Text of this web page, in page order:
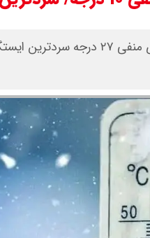
دیروز (یکشنبه، ۲۵ آذر) فرودگاه